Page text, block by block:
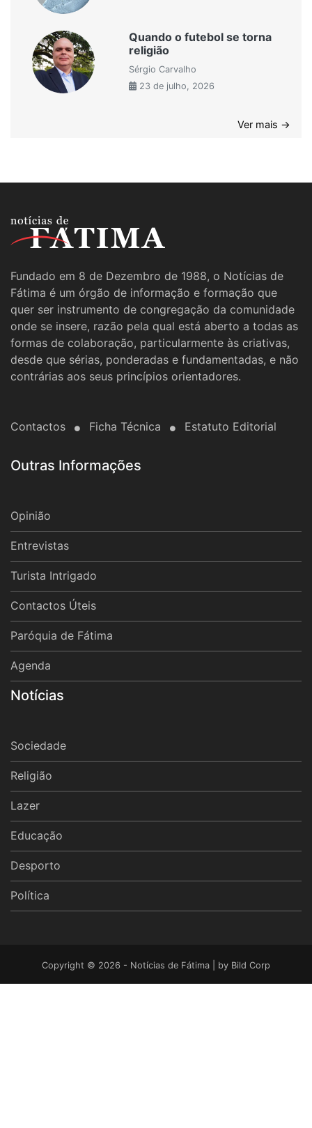
Quando o futebol se torna
religião
Sérgio Carvalho
23 de julho, 2026
Ver mais →
Fundado em 8 de Dezembro de 1988, o Notícias de
Fátima é um órgão de informação e formação que
quer ser instrumento de congregação da comunidade
onde se insere, razão pela qual está aberto a todas as
formas de colaboração, particularmente às criativas,
desde que sérias, ponderadas e fundamentadas, e não
contrárias aos seus princípios orientadores.
Contactos Ficha Técnica Estatuto Editorial
Outras Informações
Opinião
Entrevistas
Turista Intrigado
Contactos Úteis
Paróquia de Fátima
Agenda
Notícias
Sociedade
Religião
Lazer
Educação
Desporto
Política
Copyright © 2026 - Notícias de Fátima | by Bild Corp